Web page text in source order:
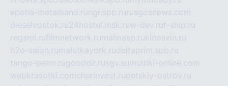
epoha-metalband.ru ngr.spb.ru rusgosnews.com
dieselvostok.ru24hostel.msk.ruw-dev.ruf-ship.ru
regsmi.rufilmnetwork.ru malinasp.rukinosvin.ru
h2o-salon.ru malutkayork.rudeltaprim.spb.ru
tango-perm.rugooddir.rusgv.su multiki-online.com
webkrasotki.comcherinvest.rudetskiy-ostrov.ru